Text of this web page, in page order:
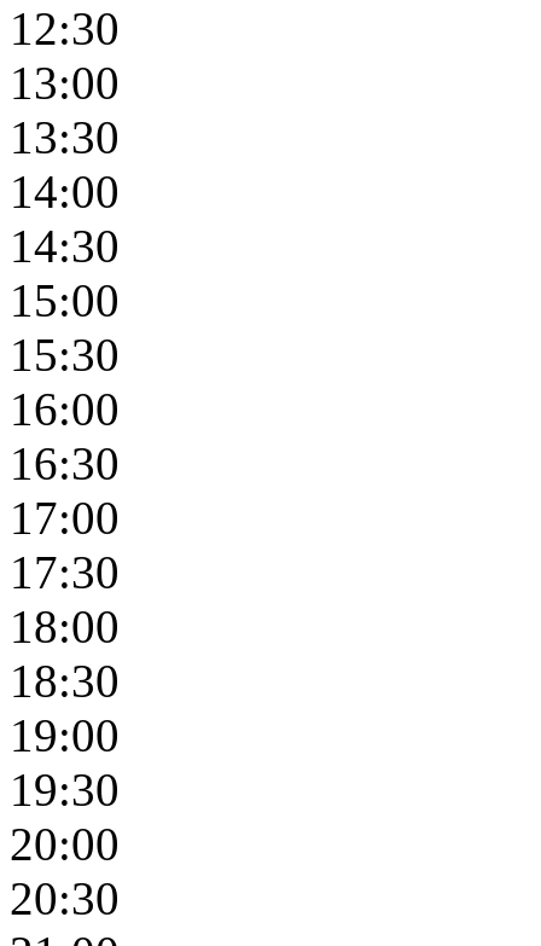
12:30
13:00
13:30
14:00
14:30
15:00
15:30
16:00
16:30
17:00
17:30
18:00
18:30
19:00
19:30
20:00
20:30